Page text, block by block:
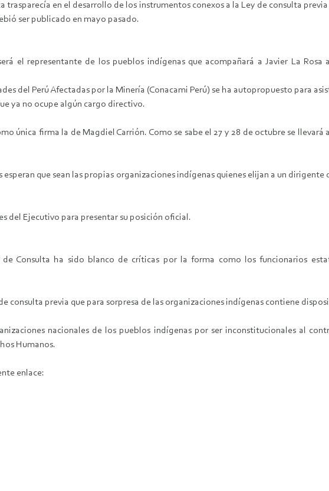
trasparecía en el desarrollo de los instrumentos conexos a la Ley de consulta
ser publicado en mayo pasado.
el representante de los pueblos indígenas que acompañará a Javier La
del Perú Afectadas por la Minería (Conacami Perú) se ha autopropuesto para
ya no ocupe algún cargo directivo.
única firma la de Magdiel Carrión. Como se sabe el 27 y 28 de octubre se llevará
que sean las propias organizaciones indígenas quienes elijan a un
del Ejecutivo para presentar su posición oficial.
Consulta ha sido blanco de críticas por la forma como los funcionarios
consulta previa que para sorpresa de las organizaciones indígenas contiene
nacionales de los pueblos indígenas por ser inconstitucionales al
Humanos.
enlace: